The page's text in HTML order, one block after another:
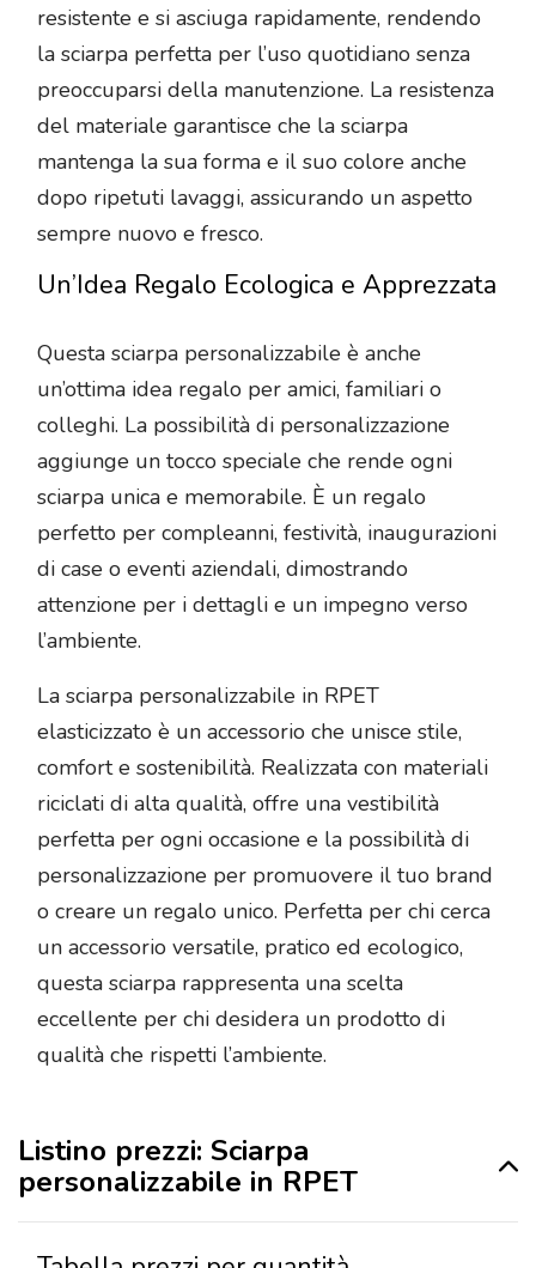
resistente e si asciuga rapidamente, rendendo
la sciarpa perfetta per l’uso quotidiano senza
preoccuparsi della manutenzione. La resistenza
del materiale garantisce che la sciarpa
mantenga la sua forma e il suo colore anche
dopo ripetuti lavaggi, assicurando un aspetto
sempre nuovo e fresco.
Un’Idea Regalo Ecologica e Apprezzata
Questa sciarpa personalizzabile è anche
un’ottima idea regalo per amici, familiari o
colleghi. La possibilità di personalizzazione
aggiunge un tocco speciale che rende ogni
sciarpa unica e memorabile. È un regalo
perfetto per compleanni, festività, inaugurazioni
di case o eventi aziendali, dimostrando
attenzione per i dettagli e un impegno verso
l’ambiente.
La sciarpa personalizzabile in RPET
elasticizzato è un accessorio che unisce stile,
comfort e sostenibilità. Realizzata con materiali
riciclati di alta qualità, offre una vestibilità
perfetta per ogni occasione e la possibilità di
personalizzazione per promuovere il tuo brand
o creare un regalo unico. Perfetta per chi cerca
un accessorio versatile, pratico ed ecologico,
questa sciarpa rappresenta una scelta
eccellente per chi desidera un prodotto di
qualità che rispetti l’ambiente.
Listino prezzi: Sciarpa
personalizzabile in RPET